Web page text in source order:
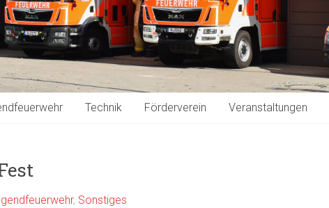
Technik Förderverein Veranstaltungen
, Sonstiges